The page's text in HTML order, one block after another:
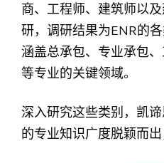
商、工程师、建筑师以
研，调研结果为ENR的
涵盖总承包、专业承包
等专业的关键领域。
深入研究这些类别，凯谛
的专业知识广度脱颖而出